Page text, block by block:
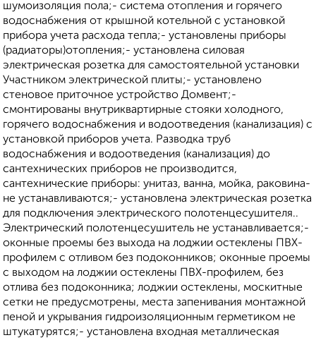
шумоизоляция пола;- система отопления и горячего
водоснабжения от крышной котельной с установкой
прибора учета расхода тепла;- установлены приборы
(радиаторы)отопления;- установлена силовая
электрическая розетка для самостоятельной установки
Участником электрической плиты;- установлено
стеновое приточное устройство Домвент;-
смонтированы внутриквартирные стояки холодного,
горячего водоснабжения и водоотведения (канализация) с
установкой приборов учета. Разводка труб
водоснабжения и водоотведения (канализация) до
сантехнических приборов не производится,
сантехнические приборы: унитаз, ванна, мойка, раковина-
не устанавливаются;- установлена электрическая розетка
для подключения электрического полотенцесушителя..
Электрический полотенцесушитель не устанавливается;-
оконные проемы без выхода на лоджии остеклены ПВХ-
профилем с отливом без подоконников; оконные проемы
с выходом на лоджии остеклены ПВХ-профилем, без
отлива без подоконника; лоджии остеклены, москитные
сетки не предусмотрены, места запенивания монтажной
пеной и укрывания гидроизоляционным герметиком не
штукатурятся;- установлена входная металлическая